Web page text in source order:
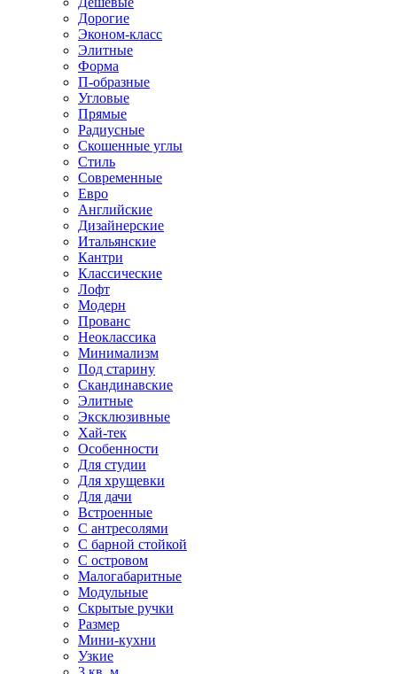
Дорогие
Эконом-класс
Элитные
Форма
П-образные
Угловые
Прямые
Радиусные
Скошенные углы
Стиль
Современные
Евро
Английские
Дизайнерские
Итальянские
Кантри
Классические
Лофт
Модерн
Прованс
Неоклассика
Минимализм
Под старину
Скандинавские
Элитные
Эксклюзивные
Хай-тек
Особенности
Для студии
Для хрущевки
Для дачи
Встроенные
С антресолями
С барной стойкой
С островом
Малогабаритные
Модульные
Скрытые ручки
Размер
Мини-кухни
Узкие